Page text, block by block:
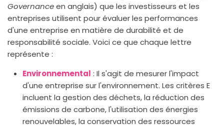
Governanceen anglais) que les investisseurs et les
entreprises utilisent pour évaluer les performances
d'une entreprise en matière de durabilité et de
responsabilité sociale. Voici ce que chaque lettre
représente :
Environnemental : Il s'agit de mesurer l'impact
d'une entreprise sur l'environnement. Les critères E
incluent la gestion des déchets, la réduction des
émissions de carbone, l'utilisation des énergies
renouvelables, la conservation des ressources